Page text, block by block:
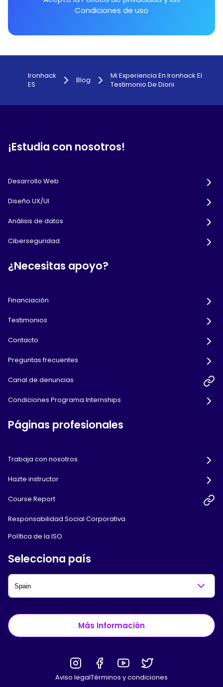
Condiciones de uso
Ironhack
ES
Blog
Mi Experiencia En Ironhack El
Testimonio De Dioni
¡Estudia con nosotros!
Desarrollo Web
Diseño UX/UI
Análisis de datos
Ciberseguridad
¿Necesitas apoyo?
Financiación
Testimonios
Contacto
Preguntas frecuentes
Canal de denuncias
Condiciones Programa Internships
Páginas profesionales
Trabaja con nosotros
Hazte instructor
Course Report
Responsabilidad Social Corporativa
Política de la ISO
Selecciona país
Más Información
Aviso legalTérminos y condiciones